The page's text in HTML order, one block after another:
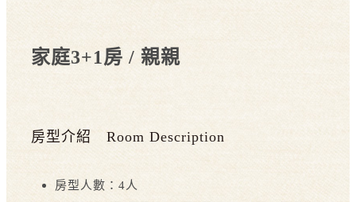
家庭3+1房 / 親親
房型介紹 Room Description
房型人數：4人